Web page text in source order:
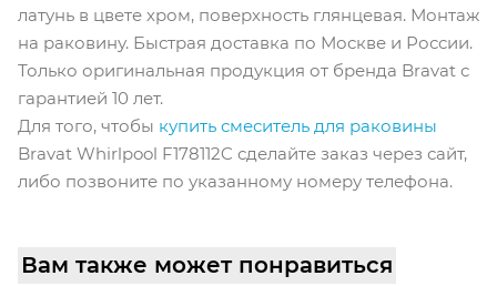
латунь в цвете хром, поверхность глянцевая. Монтаж
на раковину. Быстрая доставка по Москве и России.
Только оригинальная продукция от бренда Bravat с
гарантией 10 лет.
Для того, чтобы купить смеситель для раковины
Bravat Whirlpool F178112C сделайте заказ через сайт,
либо позвоните по указанному номеру телефона.
Вам также может понравиться